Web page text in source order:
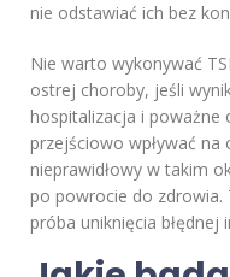
nie odstawiać ich bez
Nie warto wykonywać
ostrej choroby, jeśli
hospitalizacja i poważne
przejściowo wpływać na
nieprawidłowy w takim
po powrocie do
próba uniknięcia błędnej